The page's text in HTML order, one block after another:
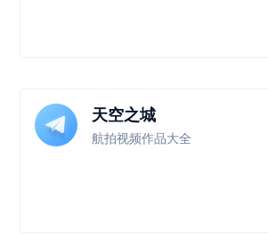
天空之城
航拍视频作品大全